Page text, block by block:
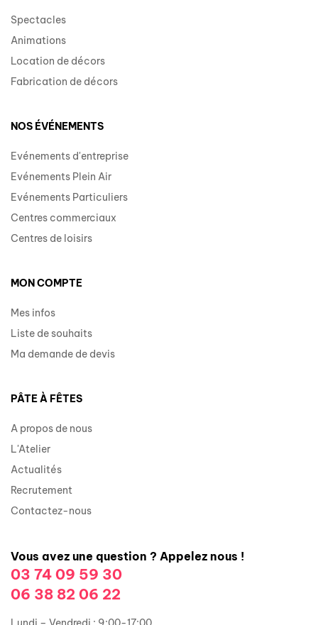
Spectacles
Animations
Location de décors
Fabrication de décors
NOS ÉVÉNEMENTS
Evénements d'entreprise
Evénements Plein Air
Evénements Particuliers
Centres commerciaux
Centres de loisirs
MON COMPTE
Mes infos
Liste de souhaits
Ma demande de devis
PÂTE À FÊTES
A propos de nous
L'Atelier
Actualités
Recrutement
Contactez-nous
Vous avez une question ? Appelez nous !
03 74 09 59 30
06 38 82 06 22